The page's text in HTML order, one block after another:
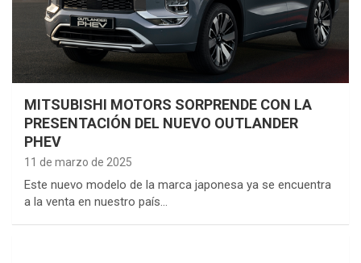
MITSUBISHI MOTORS SORPRENDE CON LA
PRESENTACIÓN DEL NUEVO OUTLANDER
PHEV
11 de marzo de 2025
Este nuevo modelo de la marca japonesa ya se encuentra
a la venta en nuestro país…